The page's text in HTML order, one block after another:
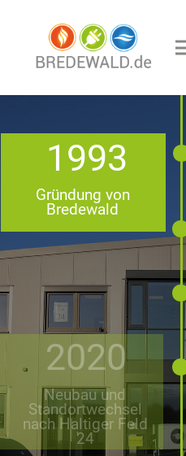
Gründung von
Bredewald
1993
2020
Neubau und
Standortwechsel
nach Haltiger Feld
24